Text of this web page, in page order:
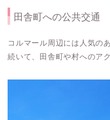
田舎町への公共交通
コルマール周辺には人気の
続いて、田舎町や村へのア